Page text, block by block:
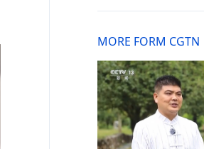
MORE FORM CGTN